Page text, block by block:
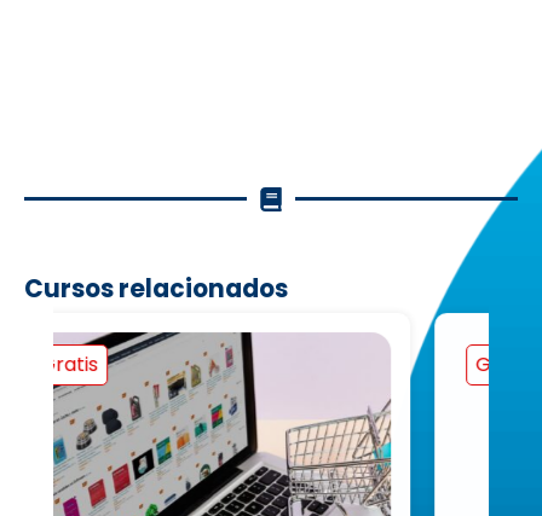
Cursos relacionados
Gratis